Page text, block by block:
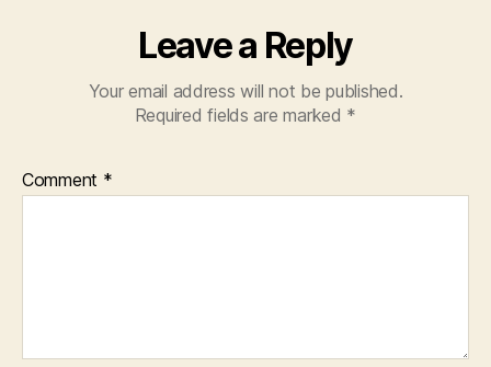
Leave a Reply
Your email address will not be published.
Required fields are marked *
Comment *